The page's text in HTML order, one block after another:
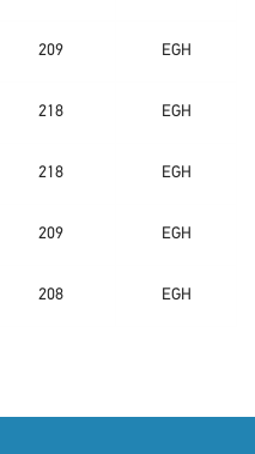
209 EGH
218 EGH
218 EGH
209 EGH
208 EGH